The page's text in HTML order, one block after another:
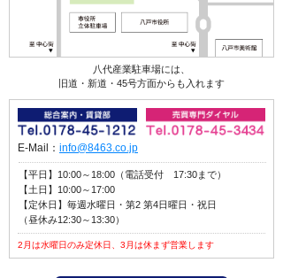
八代産業駐車場には、
旧道・新道・45号方面からも入れます
E-Mail： info@8463.co.jp
【平日】10:00～18:00（電話受付 17:30まで）
【土日】10:00～17:00
【定休日】毎週水曜日・第2 第4日曜日・祝日
（昼休み12:30～13:30）
2月は水曜日のみ定休日、3月は休まず営業します